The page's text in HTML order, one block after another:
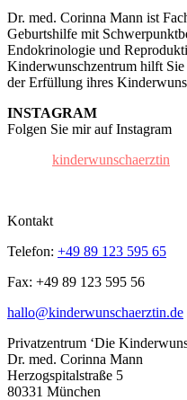
Dr. med. Corinna Mann ist
Geburtshilfe mit
Endokrinologie und
Kinderwunschzentrum hilft
der Erfüllung ihres
INSTAGRAM
Folgen Sie mir auf Instagram
kinderwunschaerztin
Kontakt
Telefon: +49 89 123 595 65
Fax: +49 89 123 595 56
hallo@kinderwunschaerztin.de
Privatzentrum ‘Die
Dr. med. Corinna Mann
Herzogspitalstraße 5
80331 München